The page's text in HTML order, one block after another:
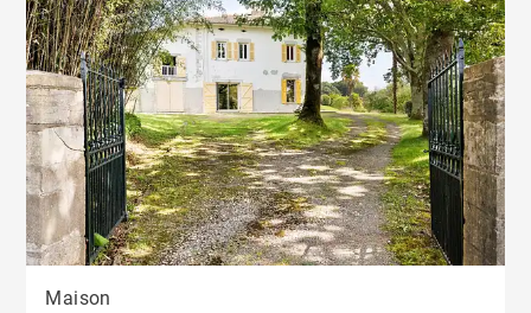
Maison